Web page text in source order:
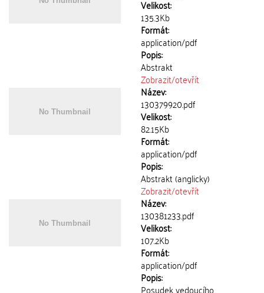
Velikost:
135.3Kb
Formát:
application/pdf
Popis:
Abstrakt
Zobrazit/otevřít
Název:
130379920.pdf
Velikost:
82.15Kb
Formát:
application/pdf
Popis:
Abstrakt (anglicky)
Zobrazit/otevřít
Název:
130381233.pdf
Velikost:
107.2Kb
Formát:
application/pdf
Popis:
Posudek vedoucího